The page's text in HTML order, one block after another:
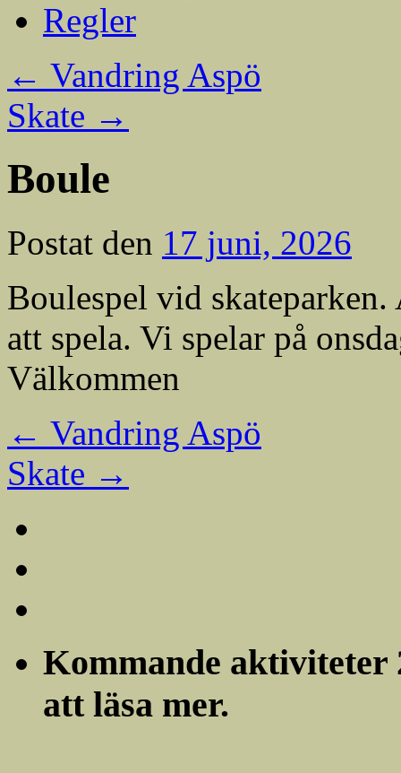
Regler
← Vandring Aspö
Skate →
Boule
Postat den 17 juni, 2026
Boulespel vid
att spela. Vi spelar på
Välkommen
← Vandring Aspö
Skate →
Kommande aktiviteter
att läsa mer.